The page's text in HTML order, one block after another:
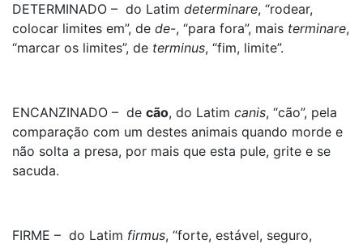
DETERMINADO – do Latim determinare, “rodear,
colocar limites em”, de de-, “para fora”, mais terminare,
“marcar os limites”, de terminus, “fim, limite”.
ENCANZINADO – de cão, do Latim canis, “cão”, pela
comparação com um destes animais quando morde e
não solta a presa, por mais que esta pule, grite e se
sacuda.
FIRME – do Latim firmus, “forte, estável, seguro,